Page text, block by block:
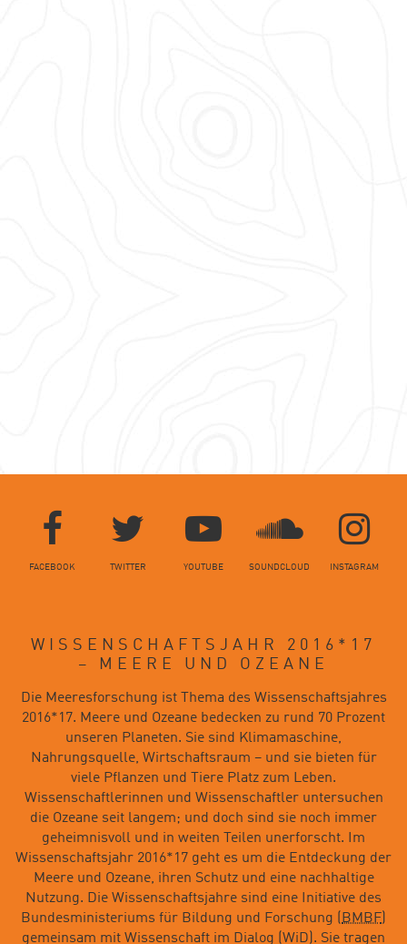
FACEBOOK TWITTER YOUTUBE SOUNDCLOUD INSTAGRAM
WISSENSCHAFTSJAHR 2016*17
– MEERE UND OZEANE
Die Meeresforschung ist Thema des Wissenschaftsjahres
2016*17. Meere und Ozeane bedecken zu rund 70 Prozent
unseren Planeten. Sie sind Klimamaschine,
Nahrungsquelle, Wirtschaftsraum – und sie bieten für
viele Pflanzen und Tiere Platz zum Leben.
Wissenschaftlerinnen und Wissenschaftler untersuchen
die Ozeane seit langem; und doch sind sie noch immer
geheimnisvoll und in weiten Teilen unerforscht. Im
Wissenschaftsjahr 2016*17 geht es um die Entdeckung der
Meere und Ozeane, ihren Schutz und eine nachhaltige
Nutzung. Die Wissenschaftsjahre sind eine Initiative des
Bundesministeriums für Bildung und Forschung (BMBF)
gemeinsam mit Wissenschaft im Dialog (WiD). Sie tragen